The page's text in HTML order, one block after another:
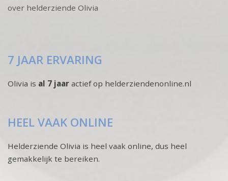
over helderziende Olivia
7 JAAR ERVARING
Olivia is al 7 jaar actief op helderziendenonline.nl
HEEL VAAK ONLINE
Helderziende Olivia is heel vaak online, dus heel
gemakkelijk te bereiken.